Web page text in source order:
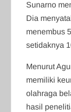
Sunarno
Dia
menembus
setidaknya
Menurut
memiliki
olahraga
hasil